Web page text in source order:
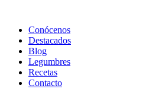
Conócenos
Destacados
Blog
Legumbres
Recetas
Contacto